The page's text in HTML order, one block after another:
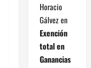
Horacio
Gálvezen
Exención
total en
Ganancias